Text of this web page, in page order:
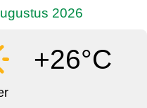
2026
+26°C